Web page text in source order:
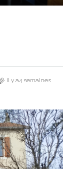
il y a4 semaines